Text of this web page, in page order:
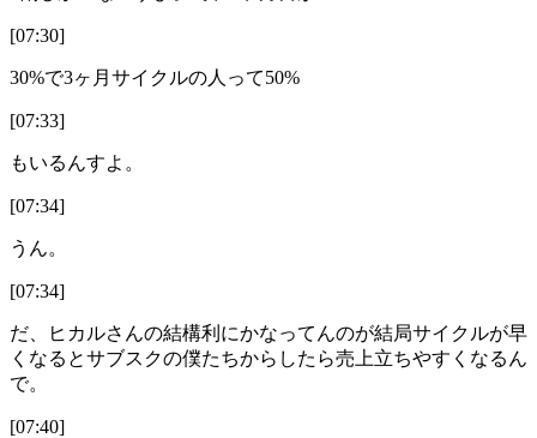
[07:30]
30%で3ヶ月サイクルの人って50%
[07:33]
もいるんすよ。
[07:34]
うん。
[07:34]
だ、ヒカルさんの結構利にかなってんのが結局サイクルが早
くなるとサブスクの僕たちからしたら売上立ちやすくなるん
で。
[07:40]